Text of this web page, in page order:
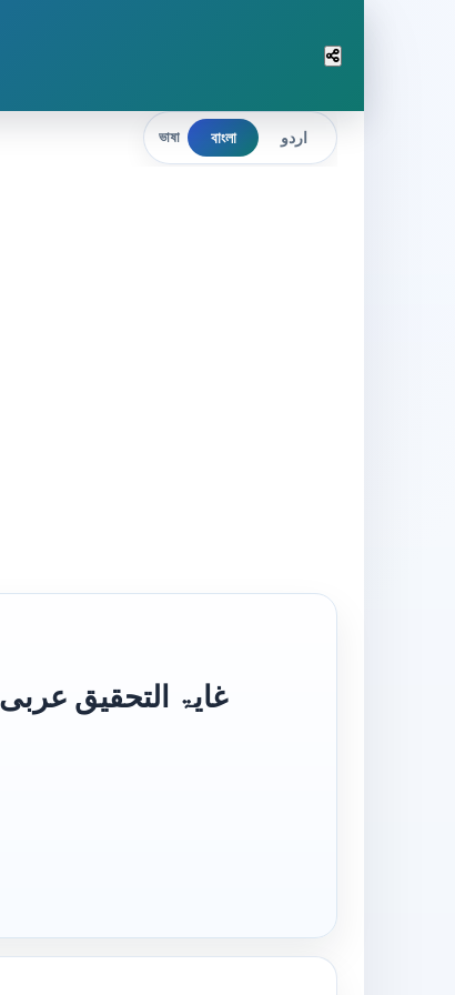
ভাষা বাংলা اردو